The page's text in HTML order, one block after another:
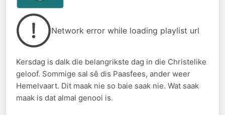
Network error while loading playlist url
Kersdag is dalk die belangrikste dag in die Christelike
geloof. Sommige sal sê dis Paasfees, ander weer
Hemelvaart. Dit maak nie so baie saak nie. Wat saak
maak is dat almal genooi is.